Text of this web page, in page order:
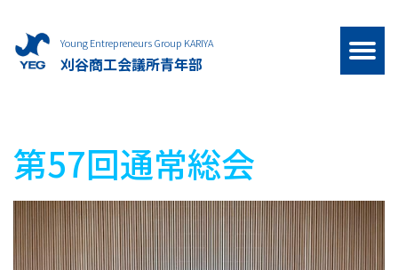
Young Entrepreneurs Group KARIYA
刈谷商工会議所青年部
第57回通常総会